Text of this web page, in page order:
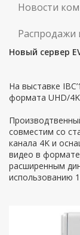
Новости
Распродажи
Новый сервер
На выставке
формата UHD/
совместим со
канала 4K и
видео в
расширенным
использованию